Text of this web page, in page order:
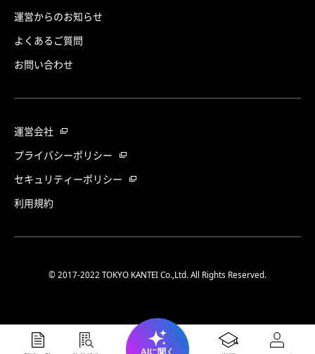
AIに聞く
運営からのお知らせ
よくあるご質問
お問い合わせ
運営会社
プライバシーポリシー
セキュリティーポリシー
利用規約
© 2017-2022 TOKYO KANTEI Co.,Ltd. All Rights Reserved.